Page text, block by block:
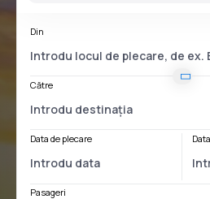
Din
Către
Data de plecare
Pasageri